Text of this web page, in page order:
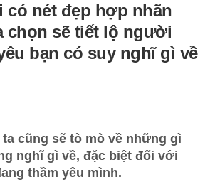
có nét đẹp hợp nhãn
chọn sẽ tiết lộ người
bạn có suy nghĩ gì về
cũng sẽ tò mò về những gì
nghĩ gì về, đặc biệt đối với
thầm yêu mình.